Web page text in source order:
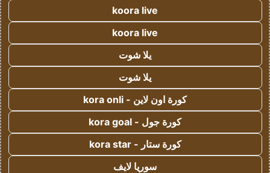
koora live
koora live
يلا شوت
يلا شوت
كورة اون لاين - kora onli
كورة جول - kora goal
كورة ستار - kora star
سوريا لايف